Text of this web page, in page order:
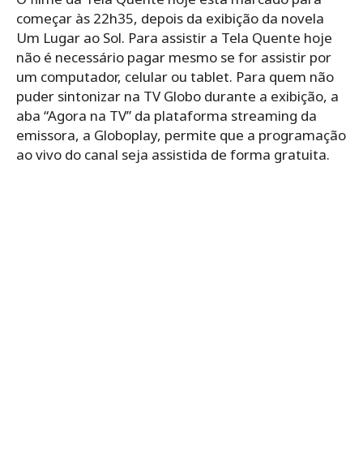
começar às 22h35, depois da exibição da novela
Um Lugar ao Sol. Para assistir a Tela Quente hoje
não é necessário pagar mesmo se for assistir por
um computador, celular ou tablet. Para quem não
puder sintonizar na TV Globo durante a exibição, a
aba “Agora na TV” da plataforma streaming da
emissora, a Globoplay, permite que a programação
ao vivo do canal seja assistida de forma gratuita.